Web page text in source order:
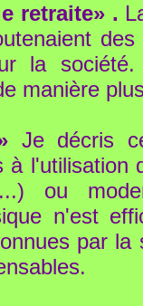
retraite» .
la
manière
Je décris
l'utilisation
ou
n'est
par